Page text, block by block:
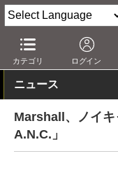
カテゴリ ログイン
AV Watch 製品 ヘッ
ニュース
Marshall、ノイ
A.N.C.」